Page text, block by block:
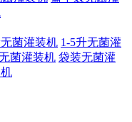
菌灌装机 1-5升无菌灌
菌灌装机 袋装无菌灌